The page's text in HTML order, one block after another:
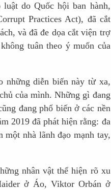
do Quốc hội ban hành,
Practices Act), đã cắt
và đã đe dọa cắt viện trợ
tuân theo ý muốn của
những diễn biến này từ xa,
của mình. Những gì đang
đang phổ biến ở các nền
2019 đã phát hiện rằng: đa
nhà lãnh đạo mạnh tay,
nhân vật thể hiện rõ xu
ở Áo, Viktor Orbán ở